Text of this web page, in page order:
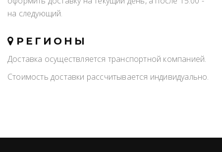
на следующий.
РЕГИОНЫ
Доставка осуществляется транспортной компанией.
Стоимость доставки рассчитывается индивидуально.